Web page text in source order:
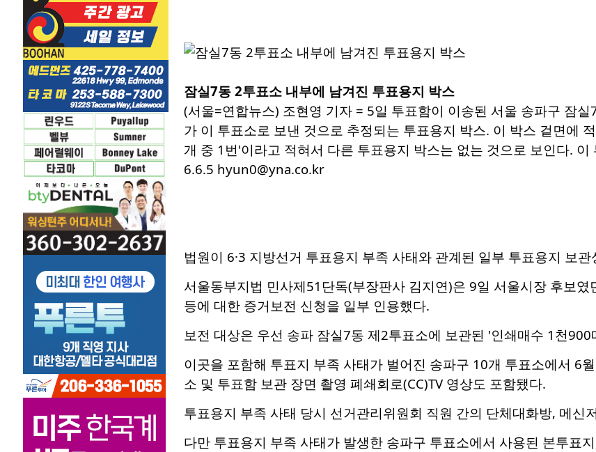
잠실7동 2투표소 내부에 남겨진 투표용지 박스
(서울=연합뉴스) 조현영 기자 = 5일 투표함이 이송된 서울 송파구 잠
가 이 투표소로 보낸 것으로 추정되는 투표용지 박스. 이 박스 겉면에
개 중 1번'이라고 적혀서 다른 투표용지 박스는 없는 것으로 보인다.
6.6.5 hyun0@yna.co.kr
법원이 6·3 지방선거 투표용지 부족 사태와 관계된 일부 투표용지 보
서울동부지법 민사제51단독(부장판사 김지연)은 9일 서울시장 후보
등에 대한 증거보전 신청을 일부 인용했다.
보전 대상은 우선 송파 잠실7동 제2투표소에 보관된 '인쇄매수 1천
이곳을 포함해 투표지 부족 사태가 벌어진 송파구 10개 투표소에서 6
소 및 투표함 보관 장면 촬영 폐쇄회로(CC)TV 영상도 포함됐다.
투표용지 부족 사태 당시 선거관리위원회 직원 간의 단체대화방, 메신
다만 투표용지 부족 사태가 발생한 송파구 투표소에서 사용된 본투표